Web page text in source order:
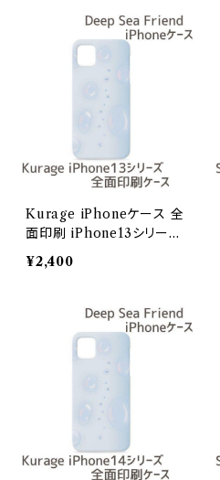
Kurage iPhoneケース 全
面印刷 iPhone13シリーズ
【Deep Sea Friends】/iPh
one13ProMax
¥2,400